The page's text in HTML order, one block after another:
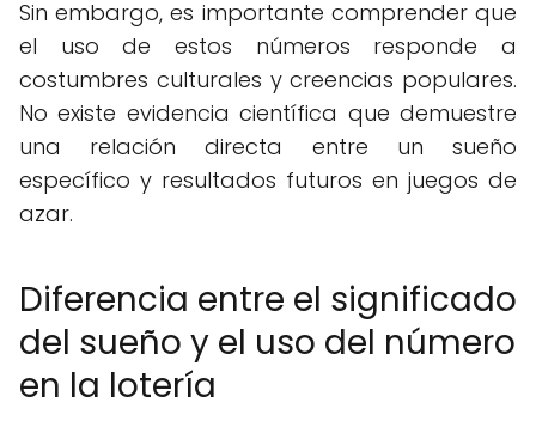
Sin embargo, es importante comprender que
el uso de estos números responde a
costumbres culturales y creencias populares.
No existe evidencia científica que demuestre
una relación directa entre un sueño
específico y resultados futuros en juegos de
azar.
Diferencia entre el significado
del sueño y el uso del número
en la lotería